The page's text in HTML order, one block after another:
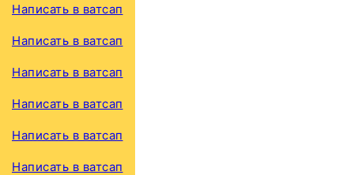
Написать в ватсап
Написать в ватсап
Написать в ватсап
Написать в ватсап
Написать в ватсап
Написать в ватсап